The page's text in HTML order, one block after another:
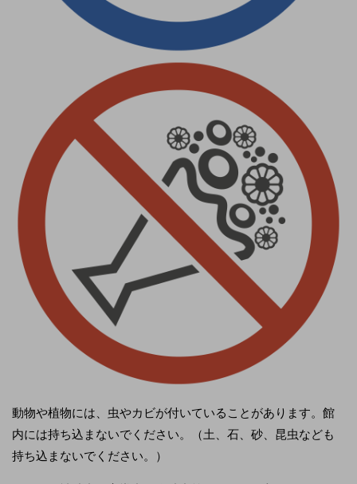
動物や植物には、虫やカビが付いていることがあります。館
内には持ち込まないでください。（土、石、砂、昆虫なども
持ち込まないでください。）